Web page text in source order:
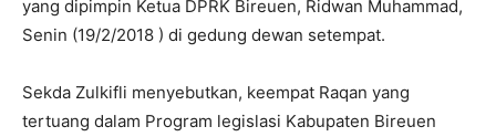
yang dipimpin Ketua DPRK Bireuen, Ridwan Muhammad,
Senin (19/2/2018 ) di gedung dewan setempat.
Sekda Zulkifli menyebutkan, keempat Raqan yang
tertuang dalam Program legislasi Kabupaten Bireuen